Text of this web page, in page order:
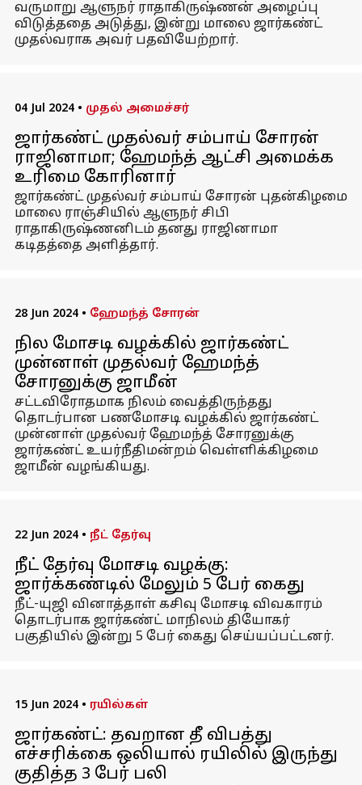
வருமாறு ஆளுநர் ராதாகிருஷ்ணன் அழைப்பு
விடுத்ததை அடுத்து, இன்று மாலை ஜார்கண்ட்
முதல்வராக அவர் பதவியேற்றார்.
04 Jul 2024 • முதல் அமைச்சர்
ஜார்கண்ட் முதல்வர் சம்பாய் சோரன்
ராஜினாமா; ஹேமந்த் ஆட்சி அமைக்க
உரிமை கோரினார்
ஜார்கண்ட் முதல்வர் சம்பாய் சோரன் புதன்கிழமை
மாலை ராஞ்சியில் ஆளுநர் சிபி
ராதாகிருஷ்ணனிடம் தனது ராஜினாமா
கடிதத்தை அளித்தார்.
28 Jun 2024 • ஹேமந்த் சோரன்
நில மோசடி வழக்கில் ஜார்கண்ட்
முன்னாள் முதல்வர் ஹேமந்த்
சோரனுக்கு ஜாமீன்
சட்டவிரோதமாக நிலம் வைத்திருந்தது
தொடர்பான பணமோசடி வழக்கில் ஜார்கண்ட்
முன்னாள் முதல்வர் ஹேமந்த் சோரனுக்கு
ஜார்கண்ட் உயர்நீதிமன்றம் வெள்ளிக்கிழமை
ஜாமீன் வழங்கியது.
22 Jun 2024 • நீட் தேர்வு
நீட் தேர்வு மோசடி வழக்கு:
ஜார்க்கண்டில் மேலும் 5 பேர் கைது
நீட்-யுஜி வினாத்தாள் கசிவு மோசடி விவகாரம்
தொடர்பாக ஜார்கண்ட் மாநிலம் தியோகர்
பகுதியில் இன்று 5 பேர் கைது செய்யப்பட்டனர்.
15 Jun 2024 • ரயில்கள்
ஜார்கண்ட்: தவறான தீ விபத்து
எச்சரிக்கை ஒலியால் ரயிலில் இருந்து
குதித்த 3 பேர் பலி